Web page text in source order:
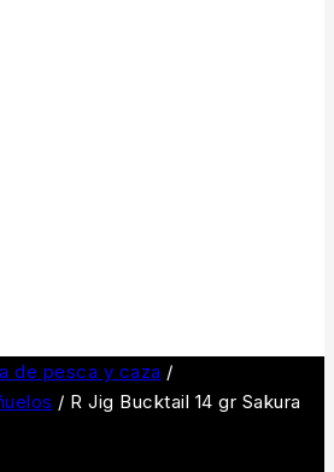
de pesca y caza /
/ R Jig Bucktail 14 gr Sakura